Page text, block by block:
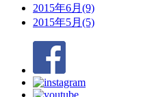
2015年6月(9)
2015年5月(5)